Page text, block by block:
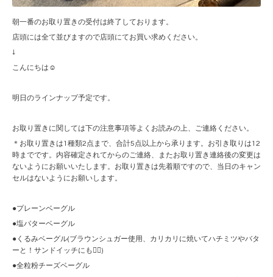
朝一番のお取り置きの受付は終了しております。
店頭には全て並びますので店頭にてお買い求めください。
↓
こんにちは☺︎
明日のラインナップ予定です。
お取り置きに関しては下の注意事項等よくお読みの上、ご連絡ください。
＊お取り置きは1種類2点まで、合計5点以上から承ります。お引き取りは12
時までです。内容確定されてからのご連絡、またお取り置き連絡後の変更は
ないようにお願いいたします。お取り置きは先着順ですので、当日のキャン
セルはないようにお願いします。
●プレーンベーグル
●塩バターベーグル
●くるみベーグル(ブラウンシュガー使用、カリカリに焼いてハチミツやバタ
ーと！サンドイッチにも🙆‍♀️)
●全粒粉チーズベーグル